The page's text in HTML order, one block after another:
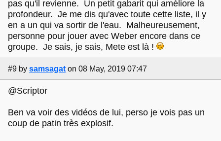
pas qu'il revienne. Un petit gabarit qui améliore la
profondeur. Je me dis qu'avec toute cette liste, il y
en a un qui va sortir de l'eau. Malheureusement,
personne pour jouer avec Weber encore dans ce
groupe. Je sais, je sais, Mete est là !
#9 by samsagat on 08 May, 2019 07:47
@Scriptor
Ben va voir des vidéos de lui, perso je vois pas un
coup de patin très explosif.